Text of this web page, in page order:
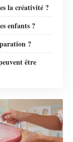
la créativité ?
enfants ?
?
être